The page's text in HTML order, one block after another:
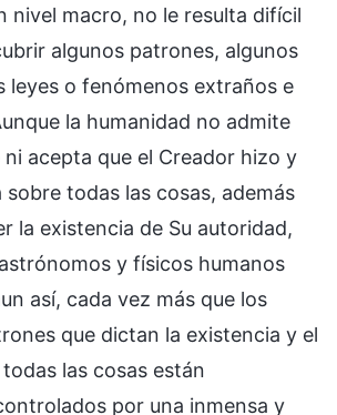
nivel macro, no le resulta difícil
algunos patrones, algunos
leyes o fenómenos extraños e
la humanidad no admite
ni acepta que el Creador hizo y
todas las cosas, además
la existencia de Su autoridad,
y físicos humanos
así, cada vez más que los
que dictan la existencia y el
las cosas están
por una inmensa y